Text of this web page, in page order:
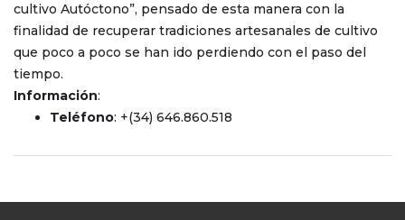
cultivo Autóctono”, pensado de esta manera con la
finalidad de recuperar tradiciones artesanales de cultivo
que poco a poco se han ido perdiendo con el paso del
tiempo.
Información:
Teléfono: +(34) 646.860.518